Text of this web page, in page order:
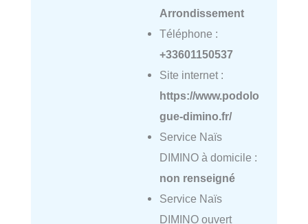
Arrondissement
Téléphone :
+33601150537
Site internet :
https://www.podolo
gue-dimino.fr/
Service Naïs
DIMINO à domicile :
non renseigné
Service Naïs
DIMINO ouvert